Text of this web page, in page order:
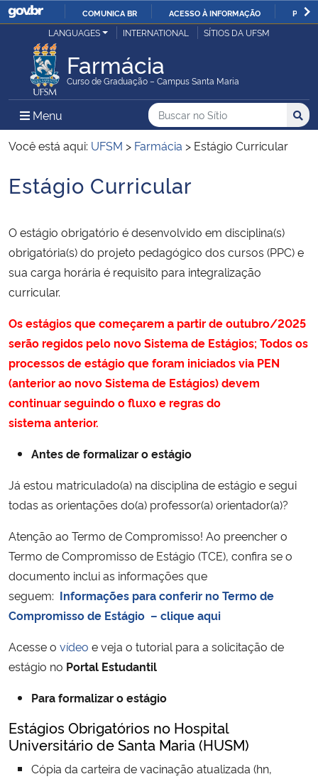
IR
O
COMUNICA BR ACESSO À INFORMAÇÃO
Ministério da Justiça e Segurança Pública
Ministério da Defesa
Ministério das Relações Exteriores
Ministério da Economia
Ministério da Agricultura, Pecuária e Abastecimento
Ministério da Educação
Ministério da Cidadania
Ministério da Saúde
Ministério de Minas e Energia
Ministério do Meio Ambiente
Ministério do Desenvolvimento Regional
Controladoria-Geral da União
Secretaria-Geral
Secretaria de Governo
Gabinete de Segurança Institucional
LANGUAGES INTERNATIONAL SÍTIOS DA UFSM
Farmácia
Curso de Graduação – Campus Santa Maria
Menu Menu Principal do Sítio
Busca
Buscar no no Sítio
Busca:
Você está aqui: UFSM > Farmácia > Estágio Curricular
Início do conteúdo
Estágio Curricular
O estágio obrigatório é desenvolvido em disciplina(s)
obrigatória(s) do projeto pedagógico dos cursos (PPC) e
sua carga horária é requisito para integralização
curricular.
Os estágios que começarem a partir de outubro/2025
serão regidos pelo novo Sistema de Estágios; Todos os
processos de estágio que foram iniciados via PEN
(anterior ao novo Sistema de Estágios) devem
continuar seguindo o fluxo e regras do
sistema anterior.
Antes de formalizar o estágio
Já estou matriculado(a) na disciplina de estágio e segui
todas as orientações do(a) professor(a) orientador(a)?
Atenção ao Termo de Compromisso! Ao preencher o
Termo de Compromisso de Estágio (TCE), confira se o
documento inclui as informações que
seguem: Informações para conferir no Termo de
Compromisso de Estágio – clique aqui
Acesse o vídeo e veja o tutorial para a solicitação de
estágio no Portal Estudantil
Para formalizar o estágio
Estágios Obrigatórios no Hospital
Universitário de Santa Maria (HUSM)
Cópia da carteira de vacinação atualizada (hn,